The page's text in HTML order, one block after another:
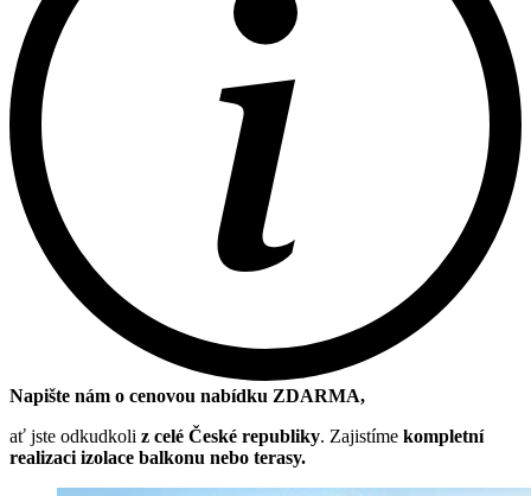
Napište nám o cenovou nabídku ZDARMA,
ať jste odkudkoli z celé České republiky. Zajistíme kompletní
realizaci izolace balkonu nebo terasy.